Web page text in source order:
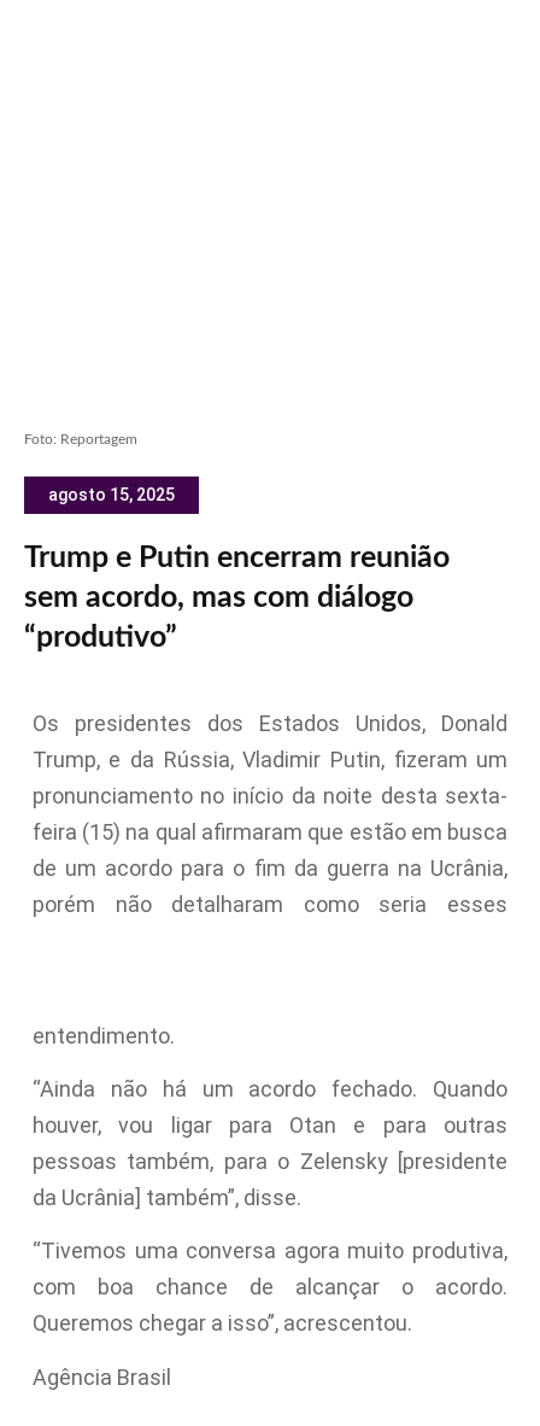
Foto: Reportagem
agosto 15, 2025
Trump e Putin encerram reunião
sem acordo, mas com diálogo
“produtivo”
Os presidentes dos Estados Unidos, Donald
Trump, e da Rússia, Vladimir Putin, fizeram um
pronunciamento no início da noite desta sexta-
feira (15) na qual afirmaram que estão em busca
de um acordo para o fim da guerra na Ucrânia,
porém não detalharam como seria esses
entendimento.
“Ainda não há um acordo fechado. Quando
houver, vou ligar para Otan e para outras
pessoas também, para o Zelensky [presidente
da Ucrânia] também”, disse.
“Tivemos uma conversa agora muito produtiva,
com boa chance de alcançar o acordo.
Queremos chegar a isso”, acrescentou.
Agência Brasil